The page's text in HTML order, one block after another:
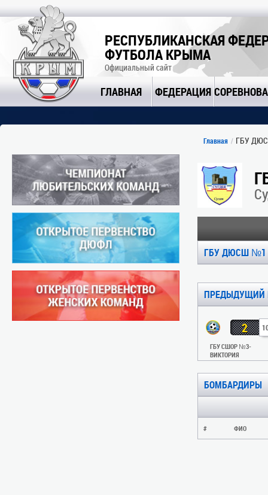
РЕСПУБЛИКАНСКАЯ
ФУТБОЛА КРЫМА
Официальный сайт
ГЛАВНАЯ ФЕДЕРАЦИЯ
Главная ГБУ
ГБУ ДЮСШ №1
ПРЕДЫДУЩИЙ
2
ГБУ СШОР №3-
ВИКТОРИЯ
БОМБАРДИРЫ
# ФИО